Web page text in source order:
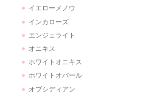
イエローメノウ
インカローズ
エンジェライト
オニキス
ホワイトオニキス
ホワイトオパール
オブシディアン